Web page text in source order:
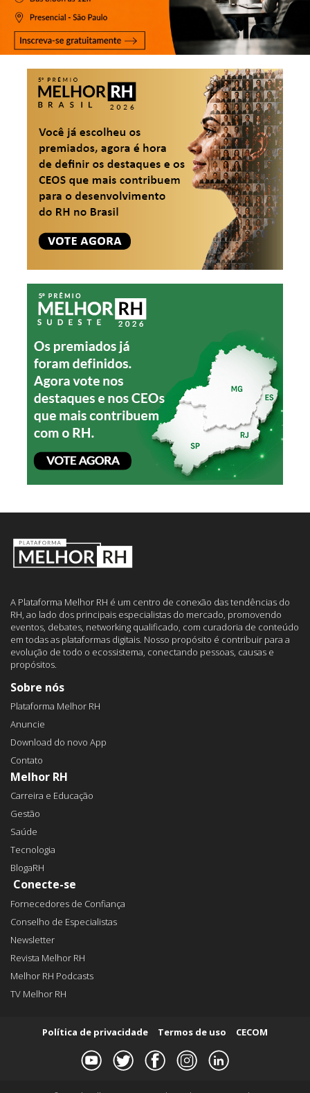
A Plataforma Melhor RH é um centro de conexão das tendências do
RH, ao lado dos principais especialistas do mercado, promovendo
eventos, debates, networking qualificado, com curadoria de conteúdo
em todas as plataformas digitais. Nosso propósito é contribuir para a
evolução de todo o ecossistema, conectando pessoas, causas e
propósitos.
Sobre nós
Plataforma Melhor RH
Anuncie
Download do novo App
Contato
Melhor RH
Carreira e Educação
Gestão
Saúde
Tecnologia
BlogaRH
Conecte-se
Fornecedores de Confiança
Conselho de Especialistas
Newsletter
Revista Melhor RH
Melhor RH Podcasts
TV Melhor RH
Política de privacidade Termos de uso CECOM